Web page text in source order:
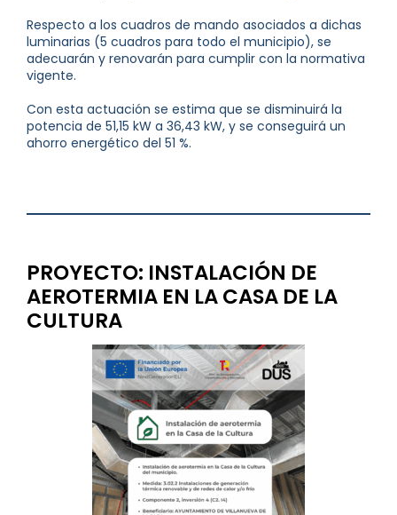
Respecto a los cuadros de mando asociados a dichas
luminarias (5 cuadros para todo el municipio), se
adecuarán y renovarán para cumplir con la normativa
vigente.
Con esta actuación se estima que se disminuirá la
potencia de 51,15 kW a 36,43 kW, y se conseguirá un
ahorro energético del 51 %.
PROYECTO: INSTALACIÓN DE
AEROTERMIA EN LA CASA DE LA
CULTURA